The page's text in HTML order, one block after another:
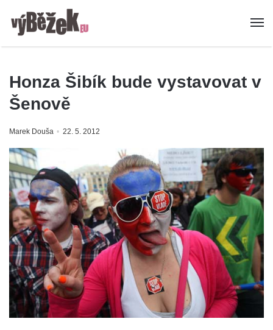
Honza Šibík bude vystavovat v
Šenově
Marek Douša 22. 5. 2012